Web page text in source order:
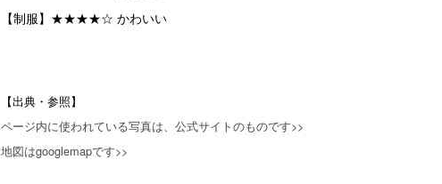
【制服】★★★★☆ かわいい
【出典・参照】
ページ内に使われている写真は、公式サイトのものです>>
地図はgooglemapです>>